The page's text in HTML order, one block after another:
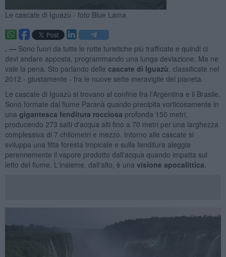
Le cascate di Iguazù - foto Blue Lama
. — Sono fuori da tutte le rotte turistiche più trafficate e quindi ci
devi andare apposta, programmando una lunga deviazione. Ma ne
vale la pena. Sto parlando delle cascate di Iguazù , classificate nel
2012 - giustamente - fra le nuove sette meraviglie del pianeta.
Le cascate di Iguazù si trovano al confine fra l'Argentina e il Brasile.
Sono formate dal fiume Paranà quando precipita vorticosamente in
una gigantesca fenditura rocciosa profonda 150 metri,
producendo 273 salti d'acqua alti fino a 70 metri per una larghezza
complessiva di 7 chilometri e mezzo. Intorno alle cascate si
sviluppa una fitta foresta tropicale e sulla fenditura aleggia
perennemente il vapore prodotto dall'acqua quando impatta sul
letto del fiume. L'insieme, dall'alto, è una visione apocalittica